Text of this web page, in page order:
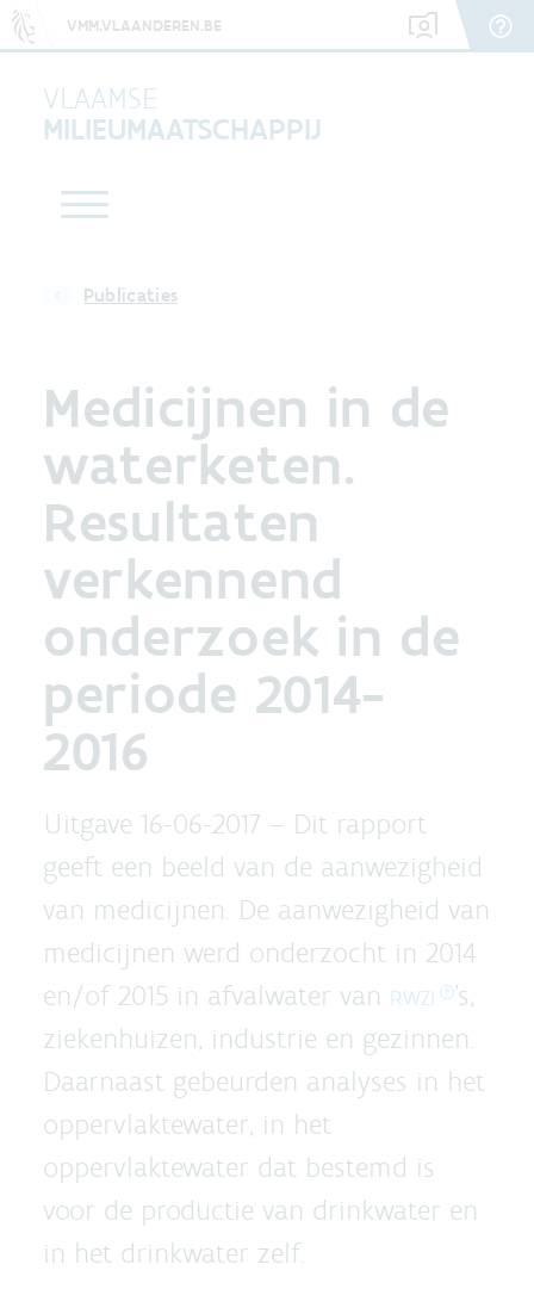
VMM.VLAANDEREN.BE
VLAAMSE
MILIEUMAATSCHAPPIJ
Publicaties
Medicijnen in de
waterketen.
Resultaten
verkennend
onderzoek in de
periode 2014-
2016
Uitgave 16-06-2017 – Dit rapport
geeft een beeld van de aanwezigheid
van medicijnen. De aanwezigheid van
medicijnen werd onderzocht in 2014
en/of 2015 in afvalwater van RWZI
’s,
ziekenhuizen, industrie en gezinnen.
Daarnaast gebeurden analyses in het
oppervlaktewater, in het
oppervlaktewater dat bestemd is
voor de productie van drinkwater en
in het drinkwater zelf.